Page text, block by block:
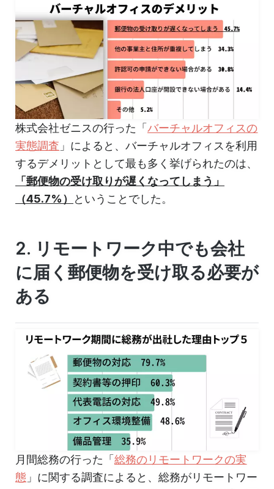
株式会社ゼニスの行った「 バーチャルオフィスの
実態調査 」によると、バーチャルオフィスを利用
するデメリットとして最も多く挙げられたのは、
「郵便物の受け取りが遅くなってしまう」
（45.7%）
ということでした。
2. リモートワーク中でも会社
に届く郵便物を受け取る必要が
ある
月間総務の行った「 総務のリモートワークの実
態 」に関する調査によると、総務がリモートワー